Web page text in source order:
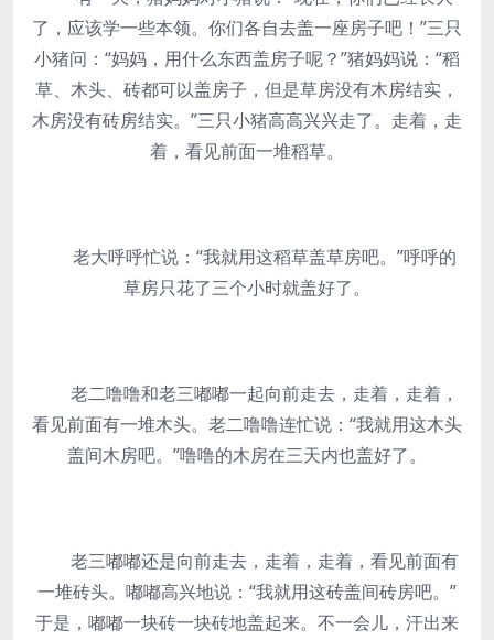
了，应该学一些本领。你们各自去盖一座房子吧！”三只
小猪问：“妈妈，用什么东西盖房子呢？”猪妈妈说：“稻
草、木头、砖都可以盖房子，但是草房没有木房结实，
木房没有砖房结实。”三只小猪高高兴兴走了。走着，走
着，看见前面一堆稻草。
老大呼呼忙说：“我就用这稻草盖草房吧。”呼呼的
草房只花了三个小时就盖好了。
老二噜噜和老三嘟嘟一起向前走去，走着，走着，
看见前面有一堆木头。老二噜噜连忙说：“我就用这木头
盖间木房吧。”噜噜的木房在三天内也盖好了。
老三嘟嘟还是向前走去，走着，走着，看见前面有
一堆砖头。嘟嘟高兴地说：“我就用这砖盖间砖房吧。”
于是，嘟嘟一块砖一块砖地盖起来。不一会儿，汗出来